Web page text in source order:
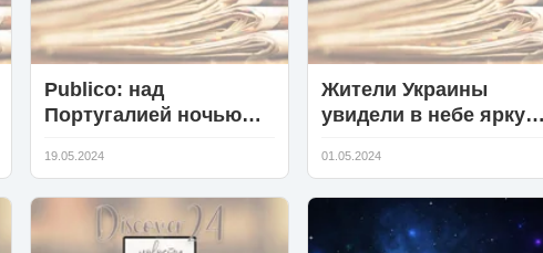
Publico: над
Португалией ночью
метеорит ярко-синего
19.05.2024
Жители Украины
увидели в небе яркую
неизвестного
01.05.2024